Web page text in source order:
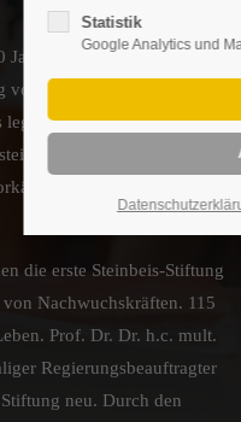
Jahren für effzienten
von Theorie und Praxis. Für
als Gründer zahlreicher
für die duale Ausbildung.
praxisnaher
die erste Steinbeis-Stiftung
Nachwuchskräften. 115
Prof. Dr. Dr. h.c. mult.
Regierungsbeauftragter
neu. Durch den
Statistik
Google Analytics und